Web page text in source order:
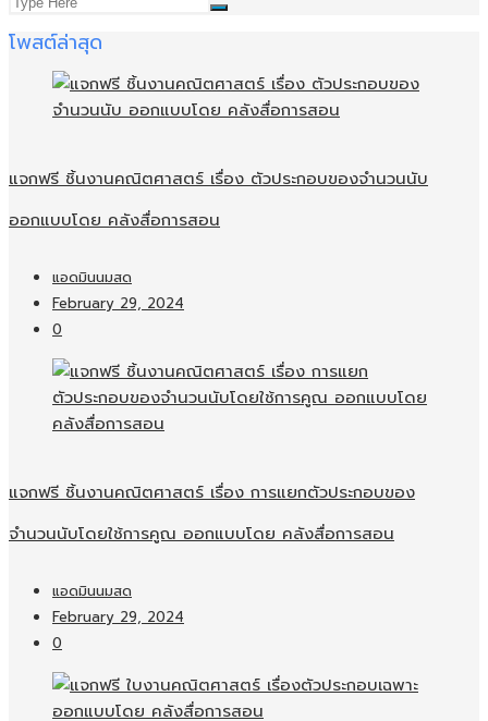
โพสต์ล่าสุด
แจกฟรี ชิ้นงานคณิตศาสตร์ เรื่อง ตัวประกอบของจำนวนนับ
ออกแบบโดย คลังสื่อการสอน
แอดมินนมสด
February 29, 2024
0
แจกฟรี ชิ้นงานคณิตศาสตร์ เรื่อง การแยกตัวประกอบของ
จำนวนนับโดยใช้การคูณ ออกแบบโดย คลังสื่อการสอน
แอดมินนมสด
February 29, 2024
0